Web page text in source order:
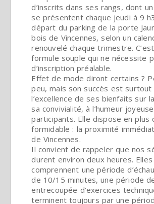
d’inscrits dans ses rangs, dont
se présentent chaque jeudi à 9
départ du parking de la porte
bois de Vincennes, selon un
renouvelé chaque trimestre.
formule souple qui ne nécessite
d’inscription préalable.
Effet de mode diront certains ?
peu, mais son succès est surtout
l’excellence de ses bienfaits sur
sa convivialité, à l’humeur
participants. Elle dispose en plus
formidable : la proximité
de Vincennes.
Il convient de rappeler que nos
durent environ deux heures. Elles
comprennent une période
de 10/15 minutes, une période
entrecoupée d’exercices
terminent toujours par une